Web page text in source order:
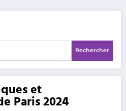
Rechercher
et
Paris 2024